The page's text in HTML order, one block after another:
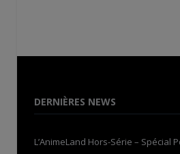
DERNIÈRES NEWS
L’AnimeLand Hors-Série – Spécial